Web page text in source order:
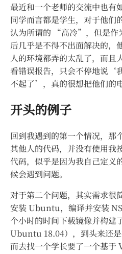
最近和一个老师的交流中也有
同学而言都是学生，对于他们
认为所谓的 “高冷”，但是作
后几乎是不得不出面解决的
人的环境都弄的太乱了，而且
看错误报告，只会不停地说‘
不起了’，真的很想把他们的
开头的例子
回到我遇到的第一个情况，那
其他人的代码，并没有使用我
代码，似乎是因为我自己定义
候会遇到问题。
对于第二个问题，其实需求很
安装 Ubuntu，编译并安装
个小时的时间下载镜像并构建
Ubuntu 18.04），到头来还
而去找一个学长要了一个基